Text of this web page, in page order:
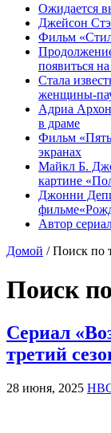
Ожидается
Джейсон
Фильм
появиться
Стала
женщины-
Адриа
в драме
Фильм
экранах
Майкл Б.
картине
Джонни
Автор
Домой / Поиск по
Поиск
Сериал
третий
28 июня, 2025